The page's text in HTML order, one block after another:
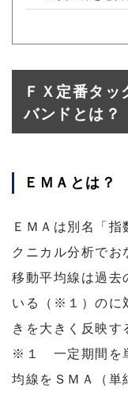
ＦＸ定番タッ
バンドとは？
ＥＭＡとは？
ＥＭＡは別名「
クニカル分析でお
移動平均線は過去
いる（※１）のに
きを大きく反映す
※１ 一定期間を
均線をＳＭＡ（単